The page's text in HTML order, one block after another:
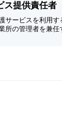
ス提供責任者
サービスを利用
所の管理者を兼任